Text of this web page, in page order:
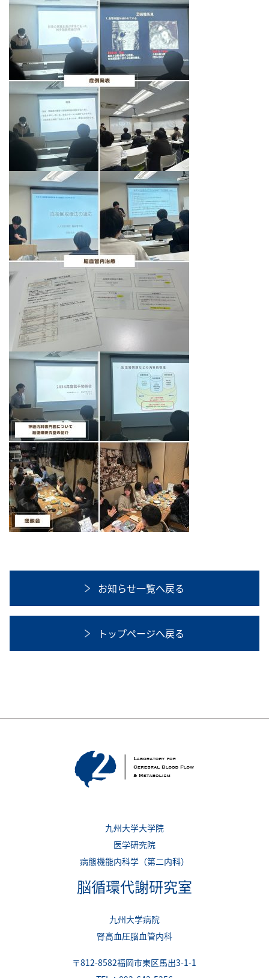
お知らせ一覧へ戻る
トップページへ戻る
九州大学大学院
医学研究院
病態機能内科学（第二内科）
脳循環代謝研究室
九州大学病院
腎高血圧脳血管内科
〒812-8582福岡市東区馬出3-1-1